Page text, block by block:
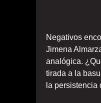
Negativos
Jimena
analógica.
tirada a la
la